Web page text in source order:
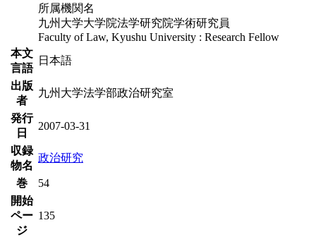
所属機関名
九州大学大学院法学研究院学術研究員
Faculty of Law, Kyushu University : Research Fellow
本文
言語
日本語
出版
者
九州大学法学部政治研究室
発行
日
2007-03-31
収録
物名
政治研究
巻
54
開始
ペー
ジ
135